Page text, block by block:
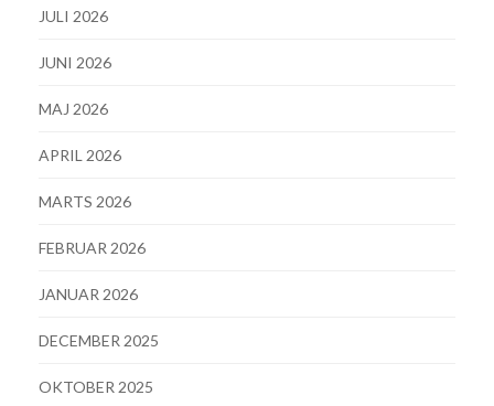
JULI 2026
JUNI 2026
MAJ 2026
APRIL 2026
MARTS 2026
FEBRUAR 2026
JANUAR 2026
DECEMBER 2025
OKTOBER 2025